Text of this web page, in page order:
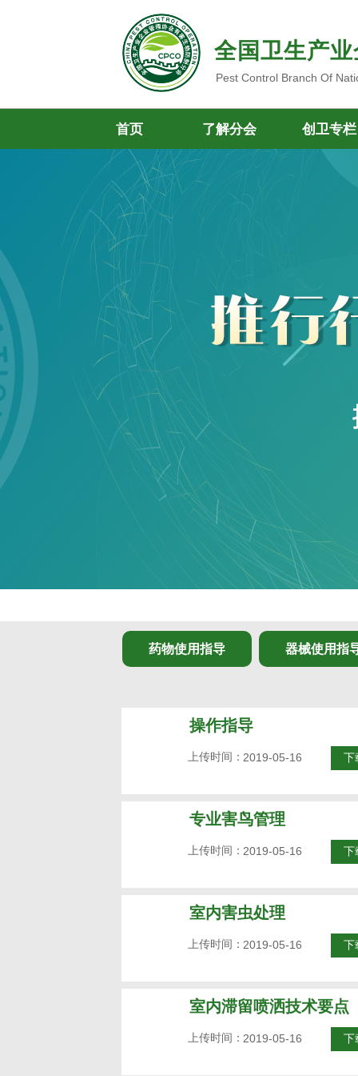
全国卫生产
Pest Control Branch Of
首页 了解分会 创卫专栏
药物使用指导 器械使用指
操作指导
2019-05-16
上传时间： 下
专业害鸟管理
2019-05-16
上传时间： 下
室内害虫处理
2019-05-16
上传时间： 下
室内滞留喷洒技术要点
2019-05-16
上传时间： 下